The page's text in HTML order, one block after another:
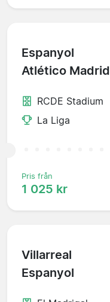
Espanyol
Atlético Madrid
RCDE Stadium
La Liga
Pris från
1 025 kr
Villarreal
Espanyol